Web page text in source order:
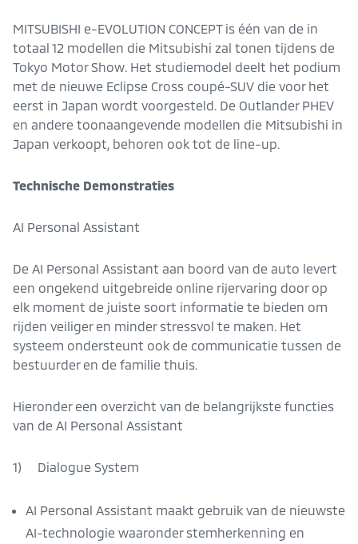
MITSUBISHI e-EVOLUTION CONCEPT is één van de in
totaal 12 modellen die Mitsubishi zal tonen tijdens de
Tokyo Motor Show. Het studiemodel deelt het podium
met de nieuwe Eclipse Cross coupé-SUV die voor het
eerst in Japan wordt voorgesteld. De Outlander PHEV
en andere toonaangevende modellen die Mitsubishi in
Japan verkoopt, behoren ook tot de line-up.
Technische Demonstraties
AI Personal Assistant
De AI Personal Assistant aan boord van de auto levert
een ongekend uitgebreide online rijervaring door op
elk moment de juiste soort informatie te bieden om
rijden veiliger en minder stressvol te maken. Het
systeem ondersteunt ook de communicatie tussen de
bestuurder en de familie thuis.
Hieronder een overzicht van de belangrijkste functies
van de AI Personal Assistant
1) Dialogue System
AI Personal Assistant maakt gebruik van de nieuwste
AI-technologie waaronder stemherkenning en